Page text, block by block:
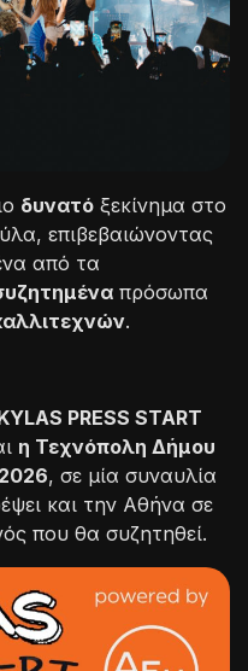
δυνατόξεκίνημα στο
επιβεβαιώνοντας
από τα
πρόσωπα
.
PRESS START
η Τεχνόπολη Δήμου
, σε μία συναυλία
και την Αθήνα σε
που θα συζητηθεί.